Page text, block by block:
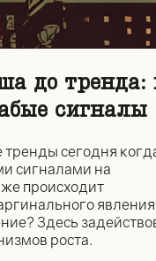
до тренда:
сигналы
сегодня
сигналами на
происходит
явления
Здесь
роста.